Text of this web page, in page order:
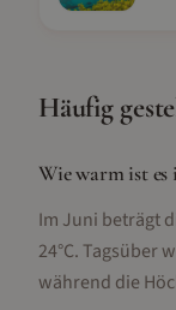
Häufig
Wie warm ist
Im Juni beträgt
24°C. Tagsüber
während die